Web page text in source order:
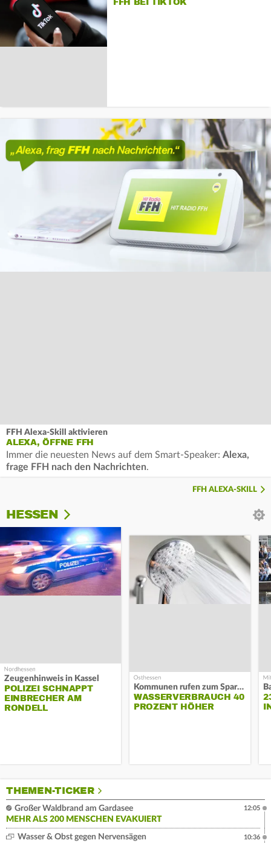
FFH Alexa-Skill aktivieren
ALEXA, ÖFFNE FFH
Immer die neuesten News auf dem Smart-Speaker: Alexa,
frage FFH nach den Nachrichten.
FFH ALEXA-SKILL
HESSEN
Zeugenhinweis in Kassel
POLIZEI SCHNAPPT
EINBRECHER AM
RONDELL
Kommunen rufen zum Sparen auf
WASSERVERBRAUCH 40
PROZENT HÖHER
THEMEN-TICKER
Großer Waldbrand am Gardasee
MEHR ALS 200 MENSCHEN EVAKUIERT
12:05
Wasser & Obst gegen Nervensägen
10:36